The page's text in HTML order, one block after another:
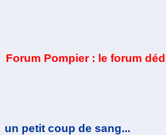
Forum Pompier : le forum
un petit coup de sang...